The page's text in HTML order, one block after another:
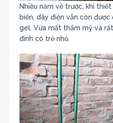
Nhiều năm về trước, khi
biến, dây điện vẫn còn
gel. Vừa mất thẩm mỹ và
đình có trẻ nhỏ.